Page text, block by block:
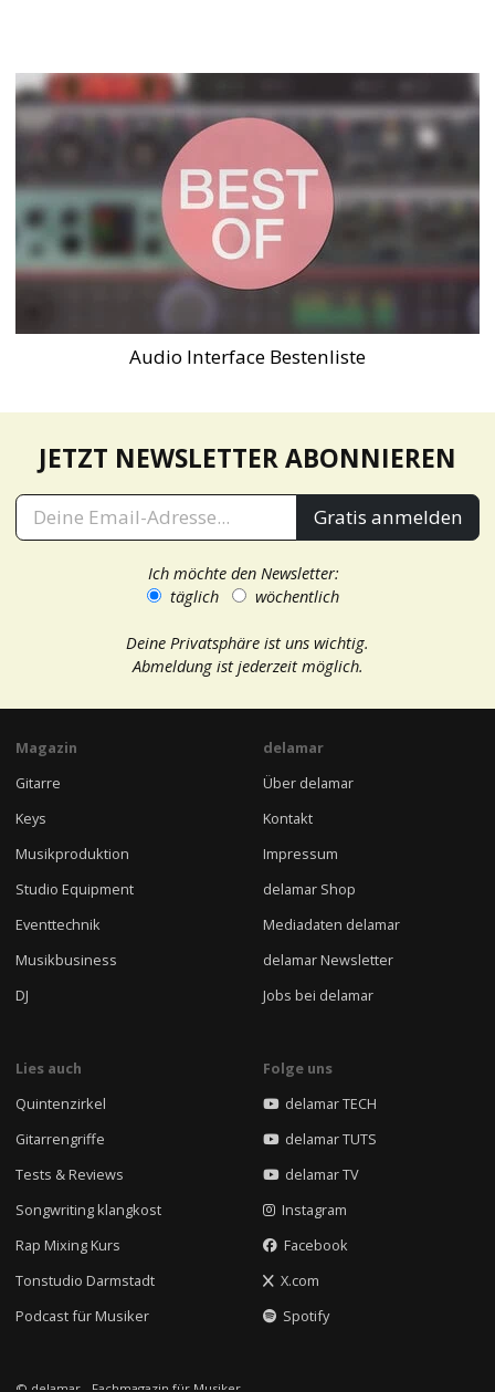
Audio Interface Bestenliste
JETZT NEWSLETTER ABONNIEREN
Gratis anmelden
Ich möchte den Newsletter:
täglich
wöchentlich
Deine Privatsphäre ist uns wichtig.
Abmeldung ist jederzeit möglich.
Magazin
Gitarre
Keys
Musikproduktion
Studio Equipment
Eventtechnik
Musikbusiness
DJ
delamar
Über delamar
Kontakt
Impressum
delamar Shop
Mediadaten delamar
delamar Newsletter
Jobs bei delamar
Lies auch
Quintenzirkel
Gitarrengriffe
Tests & Reviews
Songwriting klangkost
Rap Mixing Kurs
Tonstudio Darmstadt
Podcast für Musiker
Folge uns
delamar TECH
delamar TUTS
delamar TV
Instagram
Facebook
X.com
Spotify
© delamar - Fachmagazin für Musiker